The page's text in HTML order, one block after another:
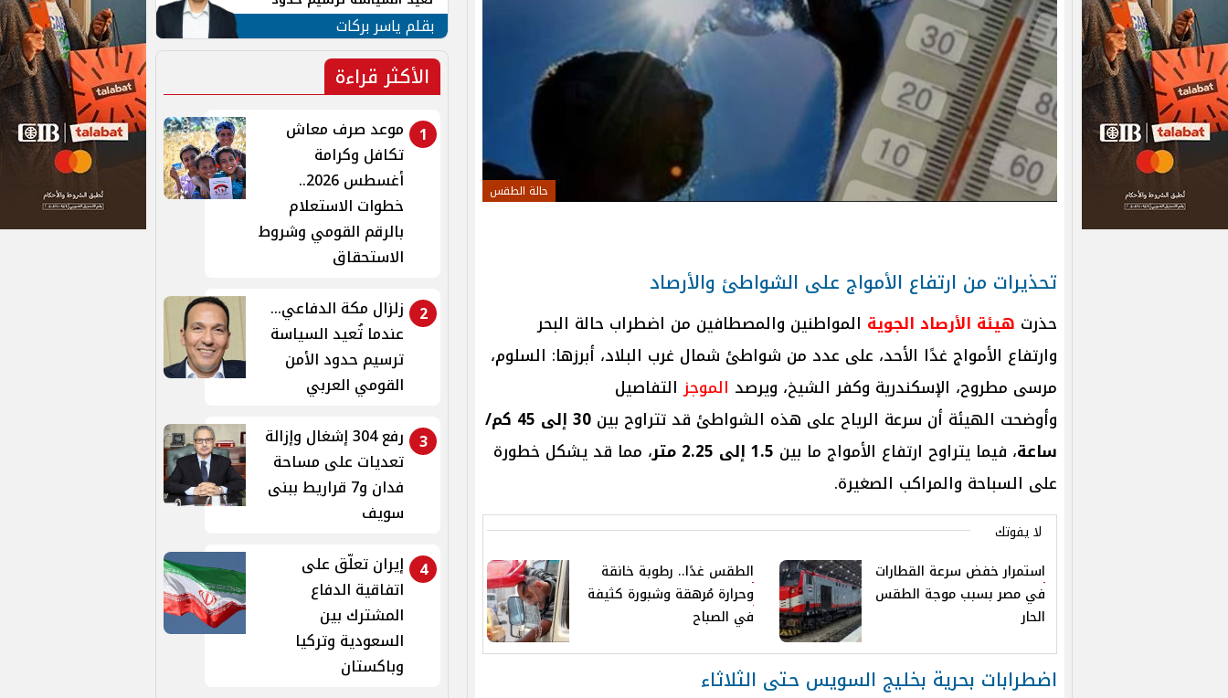
حالة الطقس
تحذيرات من ارتفاع الأمواج على الشواطئ والأرصاد
حذرت هيئة الأرصاد الجوية المواطنين والمصطافين من اضطراب حالة البحر
وارتفاع الأمواج غدًا الأحد، على عدد من شواطئ شمال غرب البلاد، أبرزها: السلوم،
مرسى مطروح، الإسكندرية وكفر الشيخ، ويرصد الموجزالتفاصيل
وأوضحت الهيئة أن سرعة الرياح على هذه الشواطئ قد تتراوح بين
30 إلى 45 كم/
ساعة، فيما يتراوح ارتفاع الأمواج ما بين 1.5 إلى 2.25 متر
، مما قد يشكل خطورة
على السباحة والمراكب الصغيرة.
لا يفوتك
استمرار خفض سرعة القطارات
في مصر بسبب موجة الطقس
الحار
الطقس غدًا.. رطوبة خانقة
وحرارة مُرهقة وشبورة كثيفة
في الصباح
اضطرابات بحرية بخليج السويس حتى الثلاثاء
الأمن القومي العربي
بقلم ياسر بركات
الأكثر قراءة
1
موعد صرف معاش
تكافل وكرامة
أغسطس 2026..
خطوات الاستعلام
بالرقم القومي وشروط
الاستحقاق
2
زلزال مكة الدفاعي...
عندما تُعيد السياسة
ترسيم حدود الأمن
القومي العربي
3
رفع 304 إشغال وإزالة
تعديات على مساحة
فدان و7 قراريط ببنى
سويف
4
إيران تعلّق على
اتفاقية الدفاع
المشترك بين
السعودية وتركيا
وباكستان